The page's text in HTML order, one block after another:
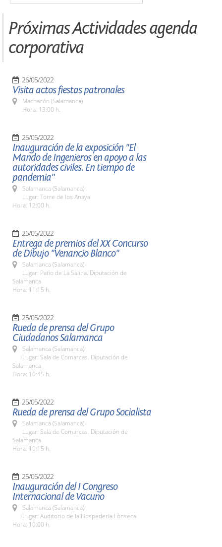
Próximas Actividades agenda
corporativa
26/05/2022
Visita actos fiestas patronales
Machacón (Salamanca)
Hora: 13:00 h.
26/05/2022
Inauguración de la exposición "El
Mando de Ingenieros en apoyo a las
autoridades civiles. En tiempo de
pandemia"
Salamanca (Salamanca)
Lugar: Torre de los Anaya
Hora: 12:00 h.
25/05/2022
Entrega de premios del XX Concurso
de Dibujo "Venancio Blanco"
Salamanca (Salamanca)
Lugar: Patio de La Salina. Diputación de
Salamanca
Hora: 11:15 h.
25/05/2022
Rueda de prensa del Grupo
Ciudadanos Salamanca
Salamanca (Salamanca)
Lugar: Sala de Comarcas. Diputación de
Salamanca
Hora: 10:45 h.
25/05/2022
Rueda de prensa del Grupo Socialista
Salamanca (Salamanca)
Lugar: Sala de Comarcas. Diputación de
Salamanca
Hora: 10:15 h.
25/05/2022
Inauguración del I Congreso
Internacional de Vacuno
Salamanca (Salamanca)
Lugar: Auditorio de la Hospedería Fonseca
Hora: 10:00 h.